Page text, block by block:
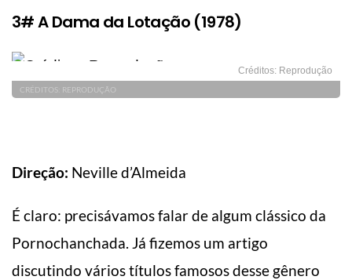
3# A Dama da Lotação (1978)
Créditos: Reprodução
CRÉDITOS: REPRODUÇÃO
Direção: Neville d’Almeida
É claro: precisávamos falar de algum clássico da
Pornochanchada. Já fizemos um artigo
discutindo vários títulos famosos desse gênero